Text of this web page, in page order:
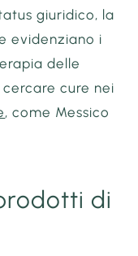
giuridico, la
evidenziano i
delle
cure nei
, come Messico
di